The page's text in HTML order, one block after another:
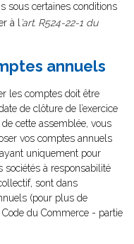
sous certaines conditions
à l
’art. R524-22-1 du
annuels
les comptes doit être
de clôture de l’exercice
cette assemblée, vous
vos comptes annuels
uniquement pour
sociétés à responsabilité
sont dans
(pour plus de
Code du Commerce - partie